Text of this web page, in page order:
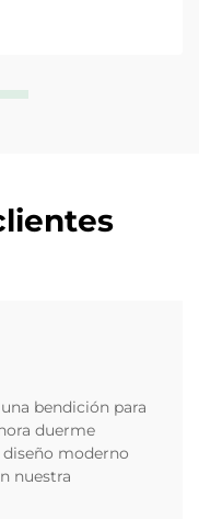
de columpios
bendición para
duerme
moderno
nuestra